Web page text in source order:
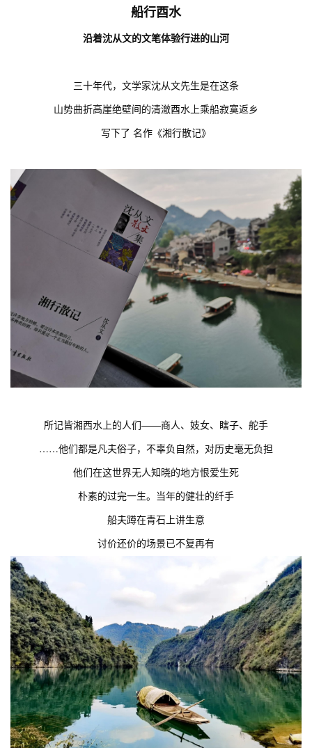
船行酉水
沿着沈从文的文笔体验行进的山河
三十年代，文学家沈从文先生是在这条
山势曲折高崖绝壁间的清澈酉水上乘船寂寞返乡
写下了 名作《湘行散记》
所记皆湘西水上的人们——商人、妓女、瞎子、舵手
……他们都是凡夫俗子，不辜负自然，对历史毫无负担
他们在这世界无人知晓的地方恨爱生死
朴素的过完一生。当年的健壮的纤手
船夫蹲在青石上讲生意
讨价还价的场景已不复再有